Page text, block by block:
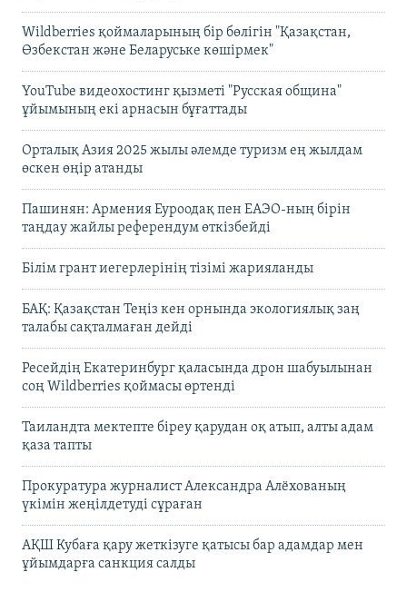
Wildberries қоймаларының бір бөлігін "Қазақстан,
Өзбекстан және Беларуське көшірмек"
YouTube видеохостинг қызметі "Русская община"
ұйымының екі арнасын бұғаттады
Орталық Азия 2025 жылы әлемде туризм ең жылдам
өскен өңір атанды
Пашинян: Армения Еуроодақ пен ЕАЭО-ның бірін
таңдау жайлы референдум өткізбейді
Білім грант иегерлерінің тізімі жарияланды
БАҚ: Қазақстан Теңіз кен орнында экологиялық заң
талабы сақталмаған дейді
Ресейдің Екатеринбург қаласында дрон шабуылынан
соң Wildberries қоймасы өртенді
Таиландта мектепте біреу қарудан оқ атып, алты адам
қаза тапты
Прокуратура журналист Александра Алёхованың
үкімін жеңілдетуді сұраған
АҚШ Кубаға қару жеткізуге қатысы бар адамдар мен
ұйымдарға санкция салды